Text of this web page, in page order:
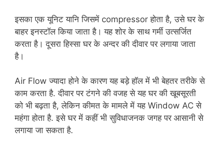
इसका एक यूनिट यानि जिसमें compressor होता है, उसे घर के
बाहर इनस्टॉल किया जाता है। यह शोर के साथ गर्मी उत्सर्जित
करता है। दूसरा हिस्सा घर के अन्दर की दीवार पर लगाया जाता
है।
Air Flow ज्यादा होने के कारण यह बड़े हॉल में भी बेहतर तरीके से
काम करता है. दीवार पर टंगने की वजह से यह घर की खूबसूरती
को भी बढ़ता है, लेकिन कीमत के मामले में यह Window AC से
महंगा होता है. इसे घर में कहीं भी सुविधाजनक जगह पर आसानी से
लगाया जा सकता है.